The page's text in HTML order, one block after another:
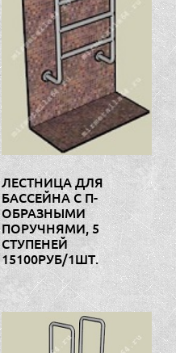
ЛЕСТНИЦА ДЛЯ
БАССЕЙНА С П-
ОБРАЗНЫМИ
ПОРУЧНЯМИ, 5
СТУПЕНЕЙ
15100РУБ/1ШТ.